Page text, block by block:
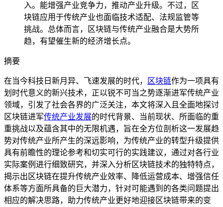
入。能增强产业竞争力，推动产业升级。不过，区
块链应用于传统产业也面临技术适配、法规监管等
挑战。总体而言，区块链与传统产业融合是大势所
趋，有望催生新的经济增长点。
摘要
在当今科技日新月异、飞速发展的时代， 区块链作为一项具有
划时代意义的新兴技术，正以锐不可当之势逐渐进军传统产业
领域，引发了社会各界的广泛关注，本文将深入且全面地探讨
区块链进军传统产业发展的时代背景、当前现状、所面临的重
重挑战以及蕴含其中的无限机遇，旨在全方位剖析这一发展趋
势对传统产业所产生的深远影响，为传统产业的转型升级提供
具有前瞻性的理论参考和切实可行的实践建议，通过对各行业
实际案例进行细致研究，并深入分析区块链技术的独特特点，
揭示出区块链在提升传统产业效率、降低运营成本、增强信任
体系等方面所具备的巨大潜力，针对可能遇到的各类问题提出
相应的解决思路，助力传统产业更好地迎接区块链带来的变